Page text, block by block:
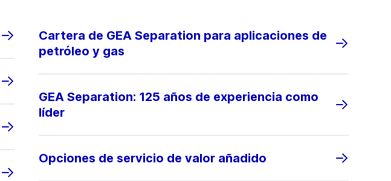
Cartera de GEA Separation para aplicaciones de
petróleo y gas
GEA Separation: 125 años de experiencia como
líder
Opciones de servicio de valor añadido